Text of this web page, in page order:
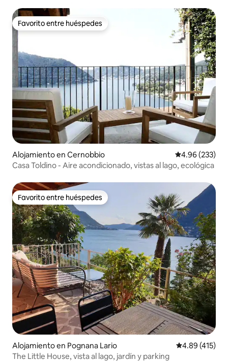
Favorito entre huéspedes
Favorito entre huéspedes
Alojamiento en Cernobbio Calificación
4.96 (233)
Casa Toldino - Aire acondicionado, vistas al lago, ecológica
Favorito entre huéspedes
Favorito entre huéspedes
Alojamiento en Pognana Lario Calificación
4.89 (415)
The Little House, vista al lago, jardín y parking